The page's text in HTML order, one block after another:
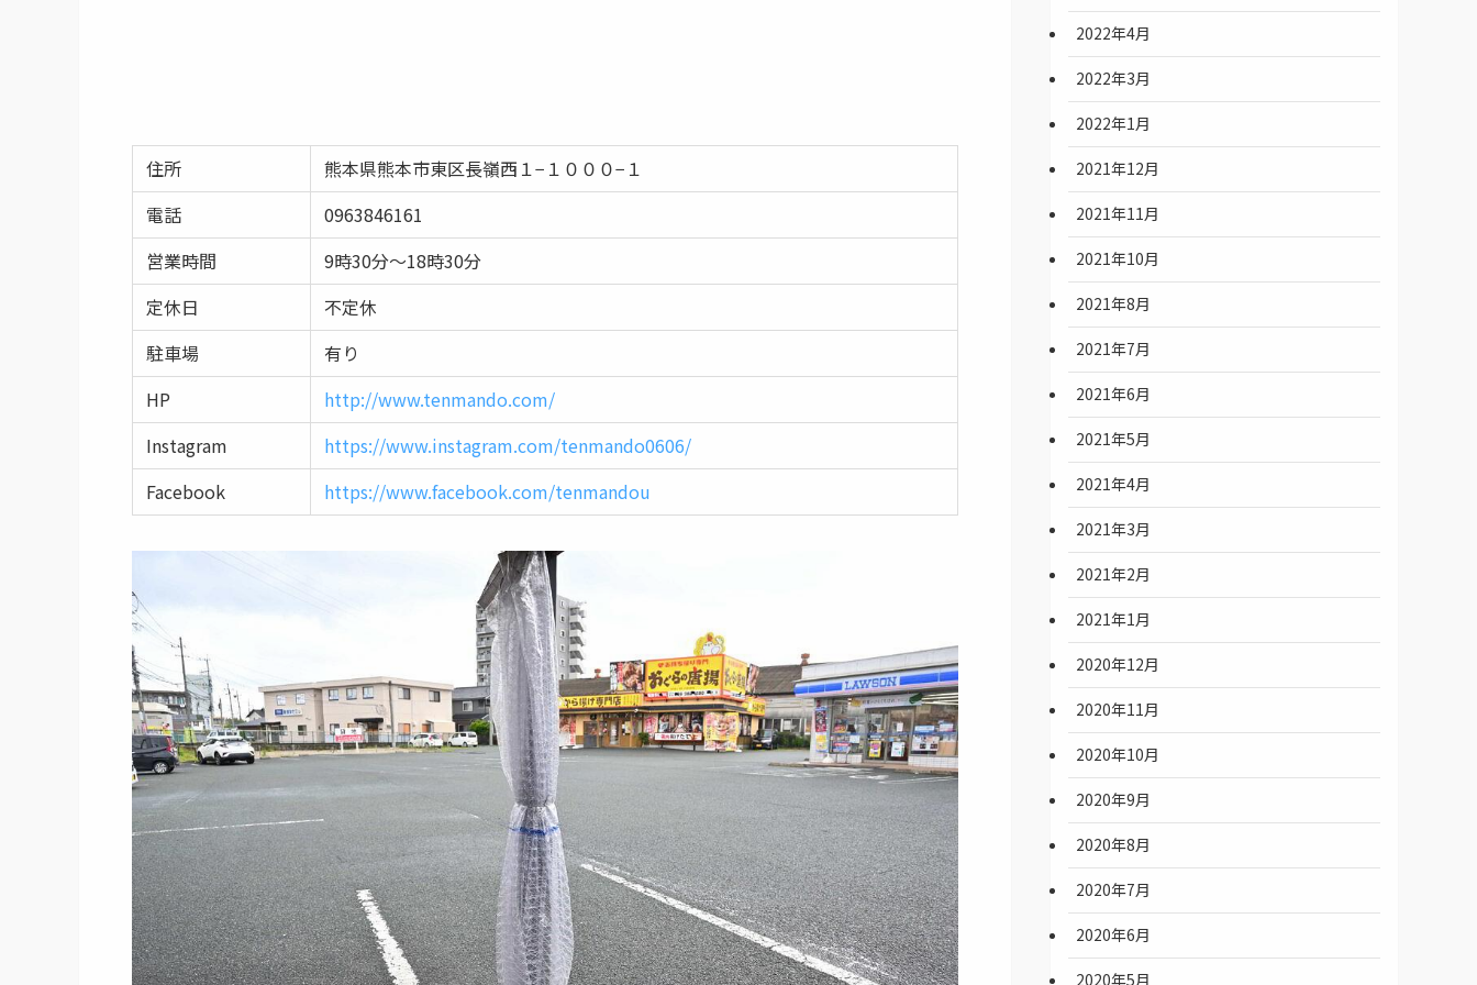
住所
熊本県熊本市東区長嶺西１−１０００−１
電話
0963846161
営業時間
9時30分～18時30分
定休日
不定休
駐車場
有り
HP
http://www.tenmando.com/
Instagram
https://www.instagram.com/tenmando0606/
Facebook
https://www.facebook.com/tenmandou
2022年4月
2022年3月
2022年1月
2021年12月
2021年11月
2021年10月
2021年8月
2021年7月
2021年6月
2021年5月
2021年4月
2021年3月
2021年2月
2021年1月
2020年12月
2020年11月
2020年10月
2020年9月
2020年8月
2020年7月
2020年6月
2020年5月